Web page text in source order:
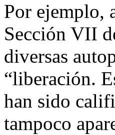
Por ejemplo,
Sección VII
diversas
“liberación.
han sido
tampoco